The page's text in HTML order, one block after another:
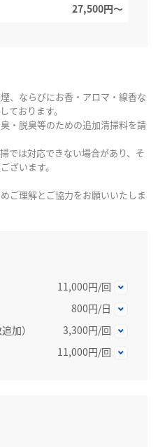
27,500円〜
、ならびにお香・アロマ・線香な
ております。
・脱臭等のための追加清掃料を請
では対応できない場合があり、そ
ざいます。
ご理解とご協力をお願いいたしま
11,000円/回
800円/日
加）
3,300円/回
11,000円/回